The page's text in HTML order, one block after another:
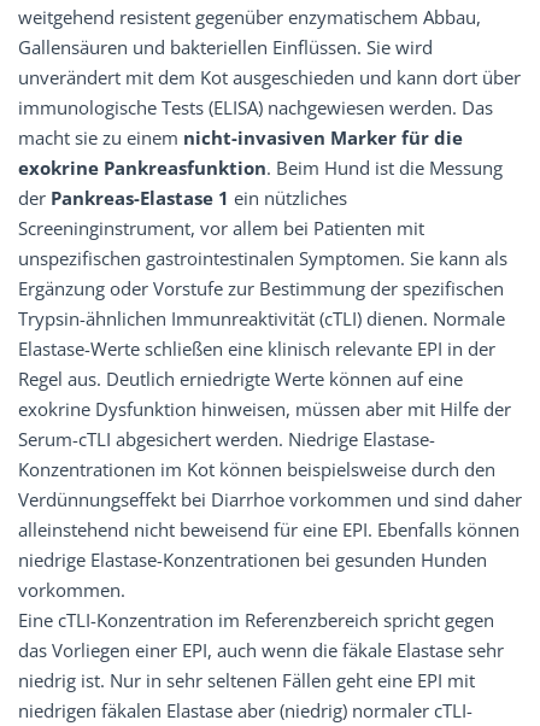
weitgehend resistent gegenüber enzymatischem Abbau,
Gallensäuren und bakteriellen Einflüssen. Sie wird
unverändert mit dem Kot ausgeschieden und kann dort über
immunologische Tests (ELISA) nachgewiesen werden. Das
macht sie zu einem nicht-invasiven Marker für die
exokrine Pankreasfunktion. Beim Hund ist die Messung
der Pankreas-Elastase 1 ein nützliches
Screeninginstrument, vor allem bei Patienten mit
unspezifischen gastrointestinalen Symptomen. Sie kann als
Ergänzung oder Vorstufe zur Bestimmung der spezifischen
Trypsin-ähnlichen Immunreaktivität (cTLI) dienen. Normale
Elastase-Werte schließen eine klinisch relevante EPI in der
Regel aus. Deutlich erniedrigte Werte können auf eine
exokrine Dysfunktion hinweisen, müssen aber mit Hilfe der
Serum-cTLI abgesichert werden. Niedrige Elastase-
Konzentrationen im Kot können beispielsweise durch den
Verdünnungseffekt bei Diarrhoe vorkommen und sind daher
alleinstehend nicht beweisend für eine EPI. Ebenfalls können
niedrige Elastase-Konzentrationen bei gesunden Hunden
vorkommen.
Eine cTLI-Konzentration im Referenzbereich spricht gegen
das Vorliegen einer EPI, auch wenn die fäkale Elastase sehr
niedrig ist. Nur in sehr seltenen Fällen geht eine EPI mit
niedrigen fäkalen Elastase aber (niedrig) normaler cTLI-